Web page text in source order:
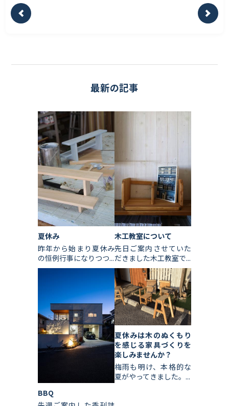
最新の記事
夏休み
昨年から始まり夏休み
の恒例行事になりつつ...
木工教室について
先日ご案内させていた
だきました木工教室で...
BBQ
夏休みは木のぬくもり
を感じる家具づくりを
楽しみませんか？
梅雨も明け、本格的な
夏がやってきました。...